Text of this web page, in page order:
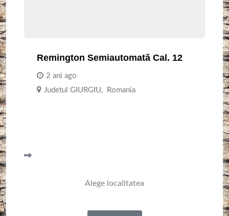
Remington Semiautomată Cal. 12
2 ani ago
Judetul GIURGIU, Romania
Alege localitatea